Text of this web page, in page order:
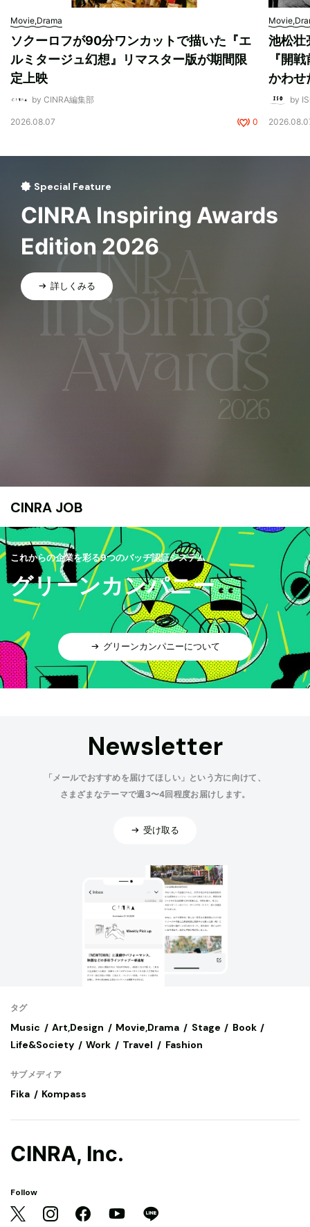
Movie,Drama
ソクーロフが90分ワンカットで描いた『エ
ルミタージュ幻想』リマスター版が期間限
定上映
by CINRA編集部
2026.08.07 0
池松壮
『開
かわせ
by
Special Feature
CINRA Inspiring Awards
Edition 2026
詳しくみる
CINRA JOB
これからの企業を彩る9つのバッヂ認証システム
グリーンカンパニー
グリーンカンパニーについて
Newsletter
「メールでおすすめを届けてほしい」という方に向けて、
さまざまなテーマで週3〜4回程度お届けします。
受け取る
タグ
Music Art,Design Movie,Drama Stage
Book
Life&Society
Work Travel Fashion
サブメディア
Fika Kompass
CINRA, Inc.
Follow